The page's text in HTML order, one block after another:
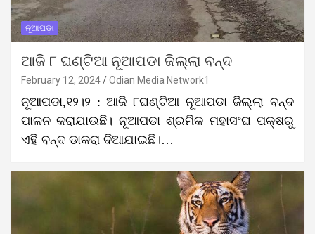
ନୂଆପଡ଼ା
ଆଜି ୮ ଘଣ୍ଟିଆ ନୂଆପଡା ଜିଲ୍ଲା ବନ୍ଦ
February 12, 2024 Odian Media Network1
ନୂଆପଡା,୧୨।୨ : ଆଜି ୮ଘଣ୍ଟିଆ ନୂଆପଡା ଜିଲ୍ଲା ବନ୍ଦ
ପାଳନ କରାଯାଉଛି। ନୂଆପଡା ଶ୍ରମିକ ମହାସଂଘ ପକ୍ଷରୁ
ଏହି ବନ୍ଦ ଡାକରା ଦିଆଯାଇଛି।…